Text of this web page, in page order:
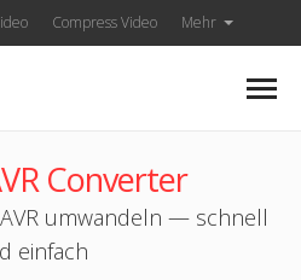
Compress Video Mehr
Converter
umwandeln — schnell
einfach